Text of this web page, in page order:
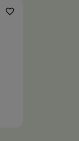
favorite_border